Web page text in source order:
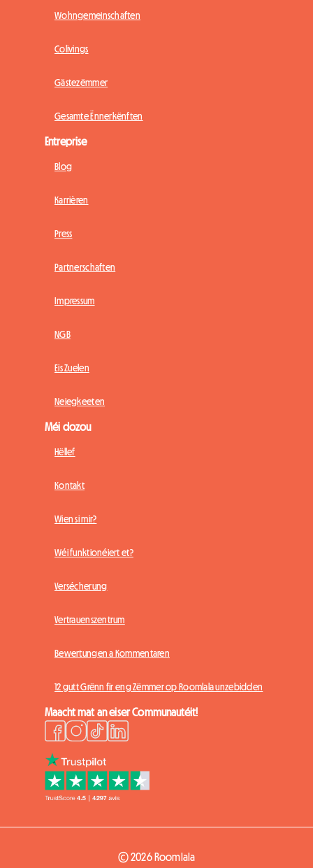
Wohngemeinschaften
Colivings
Gästezëmmer
Gesamte Ënnerkënften
Entreprise
Blog
Karrièren
Press
Partnerschaften
Impressum
NGB
Eis Zuelen
Neiegkeeten
Méi dozou
Hëllef
Kontakt
Wien si mir?
Wéi funktionéiert et?
Versécherung
Vertrauenszentrum
Bewertungen a Kommentaren
12 gutt Grënn fir eng Zëmmer op Roomlala unzebidden
Maacht mat an eiser Communautéit!
© 2026 Roomlala